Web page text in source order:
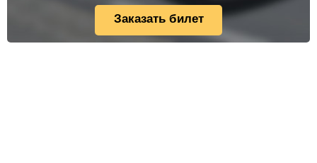
Заказать билет